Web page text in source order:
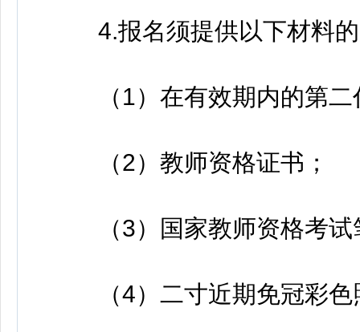
4.报名须提供以下材料的
（1）在有效期内的第二
（2）教师资格证书；
（3）国家教师资格考试
（4）二寸近期免冠彩色